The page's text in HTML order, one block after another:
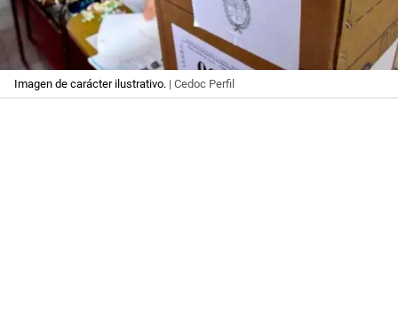
Imagen de carácter ilustrativo. | Cedoc Perfil